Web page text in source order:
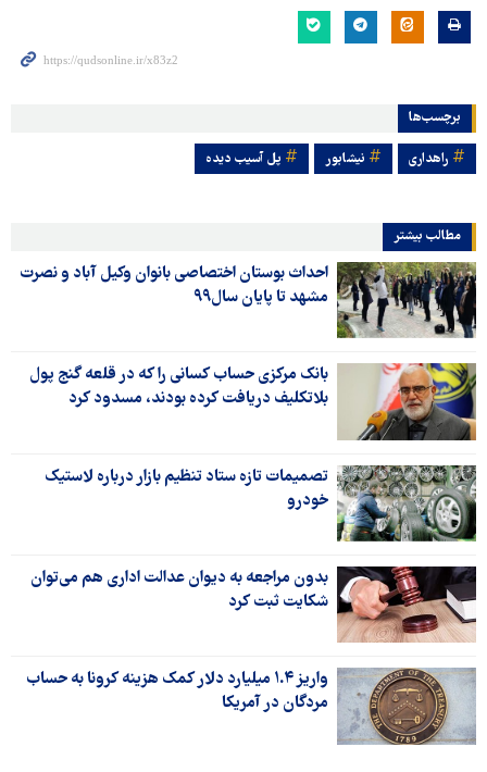
برچسب‌ها
راهداری نیشابور پل آسیب دیده
مطالب بیشتر
احداث بوستان اختصاصی بانوان وکیل آباد و نصرت
مشهد تا پایان سال۹۹
بانک مرکزی حساب کسانی را که در قلعه گنج پول
بلاتکلیف دریافت کرده بودند، مسدود کرد
تصمیمات تازه ستاد تنظیم بازار درباره لاستیک
خودرو
بدون مراجعه به دیوان عدالت اداری هم می‌توان
شکایت ثبت کرد
واریز ۱.۴ میلیارد دلار کمک هزینه کرونا به حساب
مردگان در آمریکا